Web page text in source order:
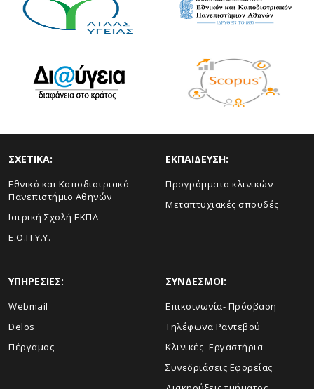
ΣΧΕΤΙΚΑ:
Εθνικό και Καποδιστριακό
Πανεπιστήμιο Αθηνών
Ιατρική Σχολή ΕΚΠΑ
Ε.Ο.Π.Υ.Υ.
ΕΚΠΑΙΔΕΥΣΗ:
Προγράμματα κλινικών
Μεταπτυχιακές σπουδές
ΥΠΗΡΕΣΙΕΣ:
Webmail
Delos
Πέργαμος
ΣΥΝΔΕΣΜΟΙ:
Επικοινωνία- Πρόσβαση
Τηλέφωνα Ραντεβού
Κλινικές- Εργαστήρια
Συνεδριάσεις Εφορείας